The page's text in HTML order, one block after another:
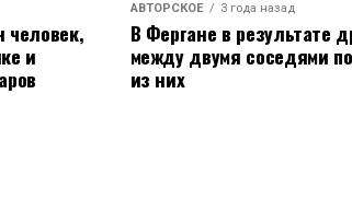
не только на
человек,
и
АВТОРСКОЕ 3 года назад
В Фергане в результате
между двумя соседями
из них